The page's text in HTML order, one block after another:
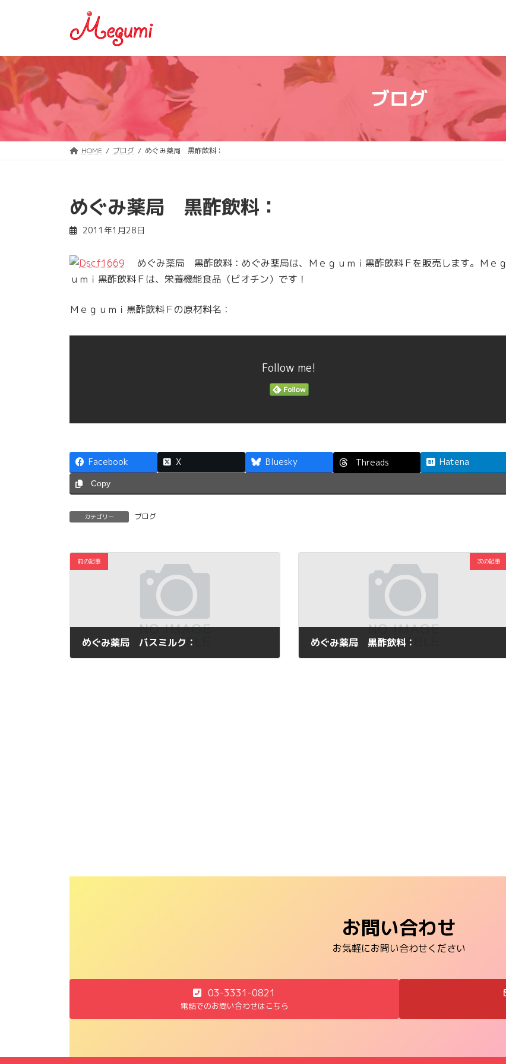
ツ
へ
ス
ッ
シ
ョ
ン
移
ブログ
HOME ブログ めぐみ薬局 黒酢飲料：
めぐみ薬局 黒酢飲料：
2011年1月28日
めぐみ薬局 黒酢飲料：めぐみ薬局は、Ｍｅｇｕｍｉ黒酢飲料Ｆを販売します。Ｍｅｇ
ｕｍｉ黒酢飲料Ｆは、栄養機能食品（ビオチン）です！
Ｍｅｇｕｍｉ黒酢飲料Ｆの原材料名：
Follow me!
Facebook X Bluesky Threads Hatena
Copy
カテゴリー ブログ
前の記事
めぐみ薬局 バスミルク：
次の記事
めぐみ薬局 黒酢飲料：
お問い合わせ
お気軽にお問い合わせください
03-3331-0821
電話でのお問い合わせはこちら